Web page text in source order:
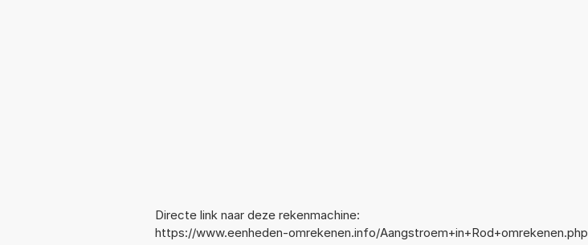
Directe link naar deze rekenmachine:
https://www.eenheden-omrekenen.info/Aangstroem+in+Rod+omrekenen.php